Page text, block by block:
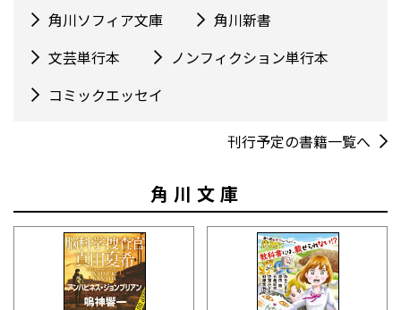
角川ソフィア文庫
角川新書
文芸単行本
ノンフィクション単行本
コミックエッセイ
刊行予定の書籍一覧へ
角川文庫